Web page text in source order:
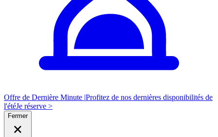
Offre de Dernière Minute |Profitez de nos dernières disponibilités de
l'étéJe réserve >
Fermer